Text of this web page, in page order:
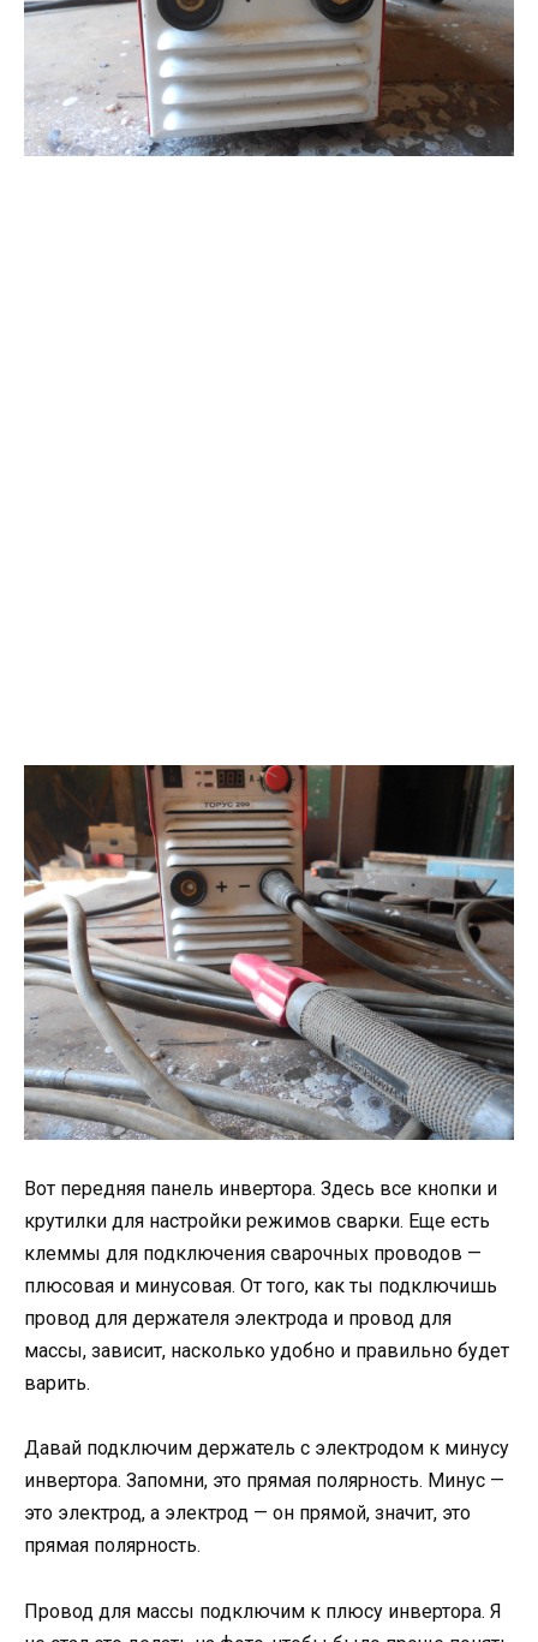
Вот передняя панель инвертора. Здесь все кнопки и
крутилки для настройки режимов сварки. Еще есть
клеммы для подключения сварочных проводов —
плюсовая и минусовая. От того, как ты подключишь
провод для держателя электрода и провод для
массы, зависит, насколько удобно и правильно будет
варить.
Давай подключим держатель с электродом к минусу
инвертора. Запомни, это прямая полярность. Минус —
это электрод, а электрод — он прямой, значит, это
прямая полярность.
Провод для массы подключим к плюсу инвертора. Я